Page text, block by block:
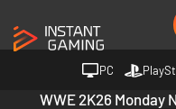
PC
WWE 2K26 Monday